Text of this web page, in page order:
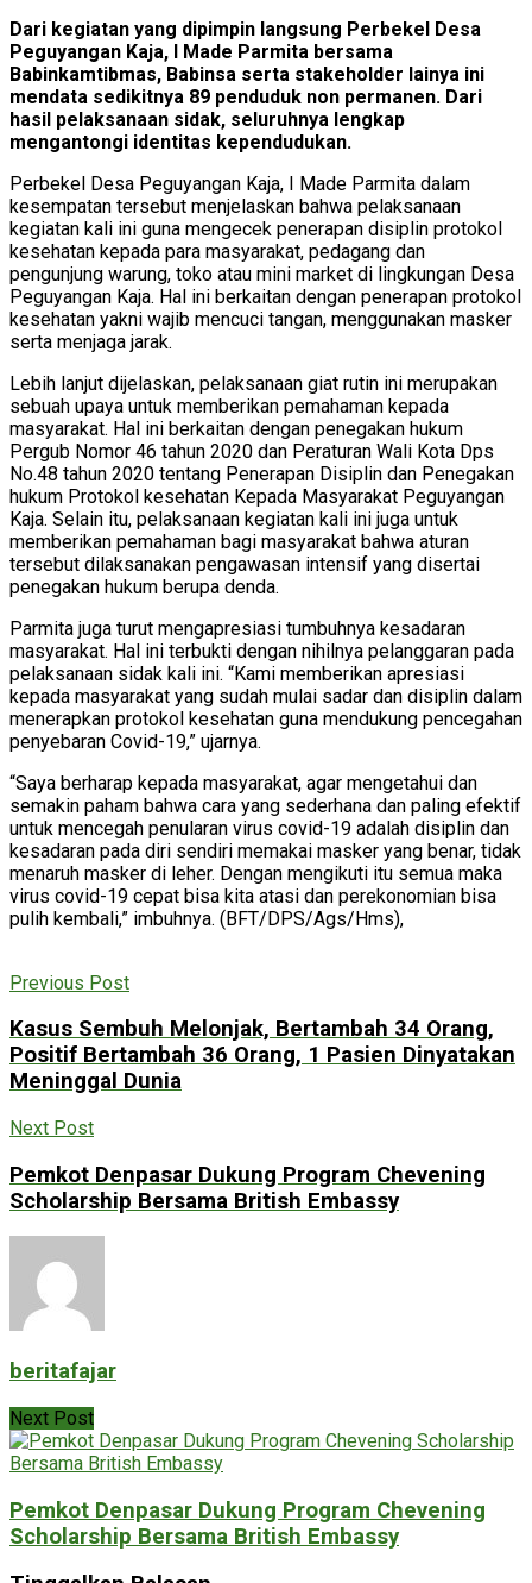
Dari kegiatan yang dipimpin langsung Perbekel Desa
Peguyangan Kaja, I Made Parmita bersama
Babinkamtibmas, Babinsa serta stakeholder lainya ini
mendata sedikitnya 89 penduduk non permanen. Dari
hasil pelaksanaan sidak, seluruhnya lengkap
mengantongi identitas kependudukan.
Perbekel Desa Peguyangan Kaja, I Made Parmita dalam
kesempatan tersebut menjelaskan bahwa pelaksanaan
kegiatan kali ini guna mengecek penerapan disiplin protokol
kesehatan kepada para masyarakat, pedagang dan
pengunjung warung, toko atau mini market di lingkungan Desa
Peguyangan Kaja. Hal ini berkaitan dengan penerapan protokol
kesehatan yakni wajib mencuci tangan, menggunakan masker
serta menjaga jarak.
Lebih lanjut dijelaskan, pelaksanaan giat rutin ini merupakan
sebuah upaya untuk memberikan pemahaman kepada
masyarakat. Hal ini berkaitan dengan penegakan hukum
Pergub Nomor 46 tahun 2020 dan Peraturan Wali Kota Dps
No.48 tahun 2020 tentang Penerapan Disiplin dan Penegakan
hukum Protokol kesehatan Kepada Masyarakat Peguyangan
Kaja. Selain itu, pelaksanaan kegiatan kali ini juga untuk
memberikan pemahaman bagi masyarakat bahwa aturan
tersebut dilaksanakan pengawasan intensif yang disertai
penegakan hukum berupa denda.
Parmita juga turut mengapresiasi tumbuhnya kesadaran
masyarakat. Hal ini terbukti dengan nihilnya pelanggaran pada
pelaksanaan sidak kali ini. “Kami memberikan apresiasi
kepada masyarakat yang sudah mulai sadar dan disiplin dalam
menerapkan protokol kesehatan guna mendukung pencegahan
penyebaran Covid-19,” ujarnya.
“Saya berharap kepada masyarakat, agar mengetahui dan
semakin paham bahwa cara yang sederhana dan paling efektif
untuk mencegah penularan virus covid-19 adalah disiplin dan
kesadaran pada diri sendiri memakai masker yang benar, tidak
menaruh masker di leher. Dengan mengikuti itu semua maka
virus covid-19 cepat bisa kita atasi dan perekonomian bisa
pulih kembali,” imbuhnya. (BFT/DPS/Ags/Hms),
Previous Post
Kasus Sembuh Melonjak, Bertambah 34 Orang,
Positif Bertambah 36 Orang, 1 Pasien Dinyatakan
Meninggal Dunia
Next Post
Pemkot Denpasar Dukung Program Chevening
Scholarship Bersama British Embassy
beritafajar
Next Post
Pemkot Denpasar Dukung Program Chevening
Scholarship Bersama British Embassy